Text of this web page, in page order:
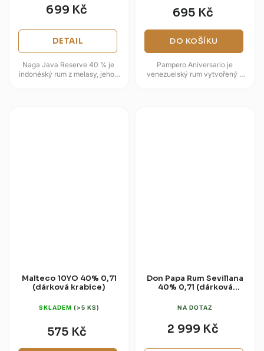
699 Kč
DETAIL
Naga Java Reserve 40 % je
indonéský rum z melasy, jehož
695 Kč
DO KOŠÍKU
Pampero Aniversario je
venezuelský rum vytvořený k
Malteco 10YO 40% 0,7l
(dárková krabice)
SKLADEM (>5 KS)
575 Kč
Don Papa Rum Sevillana
40% 0,7l (dárková
NA DOTAZ
2 999 Kč